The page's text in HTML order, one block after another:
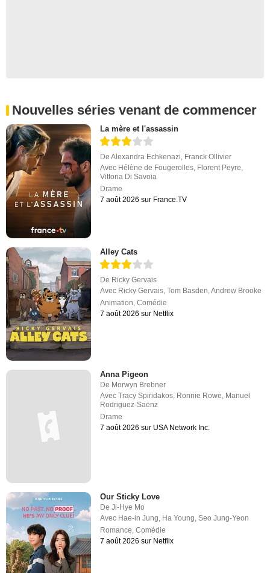
Nouvelles séries venant de commencer
La mère et l'assassin
DeAlexandra Echkenazi, Franck Ollivier
Avec Hélène de Fougerolles, Florent Peyre,
Vittoria Di Savoia
Drame
7 août 2026 sur France.TV
Alley Cats
De Ricky Gervais
Avec Ricky Gervais ,Tom Basden ,Andrew Brooke
Animation ,Comédie
7 août 2026 sur Netflix
Anna Pigeon
De Morwyn Brebner
AvecTracy Spiridakos, Ronnie Rowe, Manuel
Rodriguez-Saenz
Drame
7 août 2026 sur USA Network Inc.
Our Sticky Love
DeJi-Hye Mo
Avec Hae-in Jung, Ha Young,Seo Jung-Yeon
Romance,Comédie
7 août 2026 sur Netflix